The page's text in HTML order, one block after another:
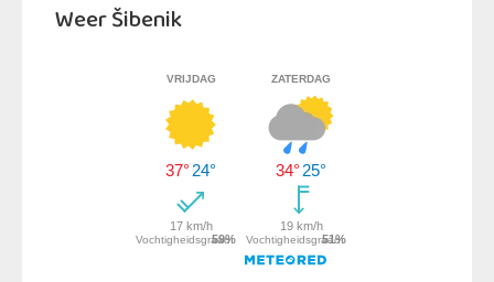
Weer Šibenik